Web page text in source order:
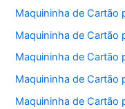
Maquininha de Cartão
Maquininha de Cartão
Maquininha de Cartão
Maquininha de Cartão
Maquininha de Cartão